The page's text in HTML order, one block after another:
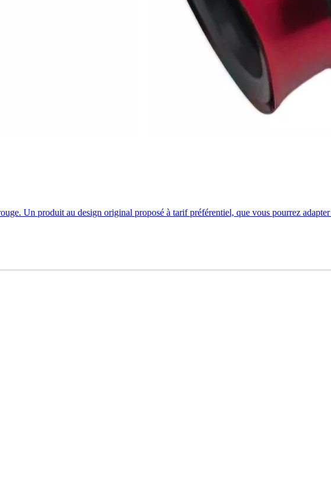
Un produit au design original proposé à tarif préférentiel, que vous pourrez